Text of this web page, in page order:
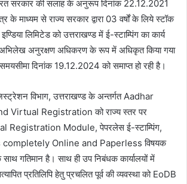
सरकार की सलाह के अनुरूप दिनांक 22.12.2021
के माध्यम से राज्य सरकार द्वारा 03 वर्षों के लिये स्टॉक
लिमिटेड को उत्तराखण्ड में ई-स्टाम्पिंग का कार्य
अनुरक्षण अधिकरण के रूप में अधिकृत किया गया
दिनांक 19.12.2024 को समाप्त हो रही है।
विभाग, उत्तराखण्ड के अन्तर्गत Aadhar
Virtual Registration को राज्य स्तर पर
Registration Module, पेपरलेस ई-स्टाम्पिंग,
Online and Paperless विषयक
साथ गतिमान है। साथ ही उप निबंधक कार्यालयों में
प्रतिलिपि हेतु प्रचलित पूर्व की व्यवस्था को EoDB